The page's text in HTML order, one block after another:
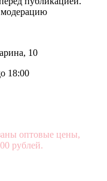
модерацию
10
18:00
оптовые цены,
рублей.